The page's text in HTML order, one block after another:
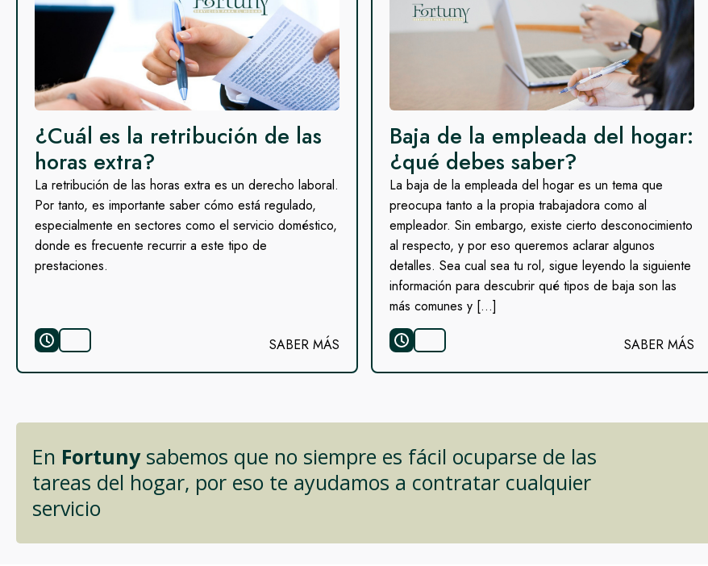
¿Cuál es la retribución de las
horas extra?
La retribución de las horas extra es un derecho laboral.
Por tanto, es importante saber cómo está regulado,
especialmente en sectores como el servicio doméstico,
donde es frecuente recurrir a este tipo de
prestaciones.
SABER MÁS
Baja de la empleada del hogar:
¿qué debes saber?
La baja de la empleada del hogar es un tema que
preocupa tanto a la propia trabajadora como al
empleador. Sin embargo, existe cierto desconocimiento
al respecto, y por eso queremos aclarar algunos
detalles. Sea cual sea tu rol, sigue leyendo la siguiente
información para descubrir qué tipos de baja son las
más comunes y […]
SABER MÁS
En Fortunysabemos que no siempre es fácil ocuparse de las
tareas del hogar, por eso te ayudamos a contratar cualquier
servicio